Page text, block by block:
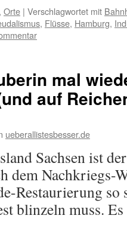
, Orte | Verschlagwortet mit
, Flüsse, Hamburg,
mal
auf
ueberallistesbesser.de
Sachsen ist
dem Nachkriegs-
Restaurierung so
blinzeln muss.